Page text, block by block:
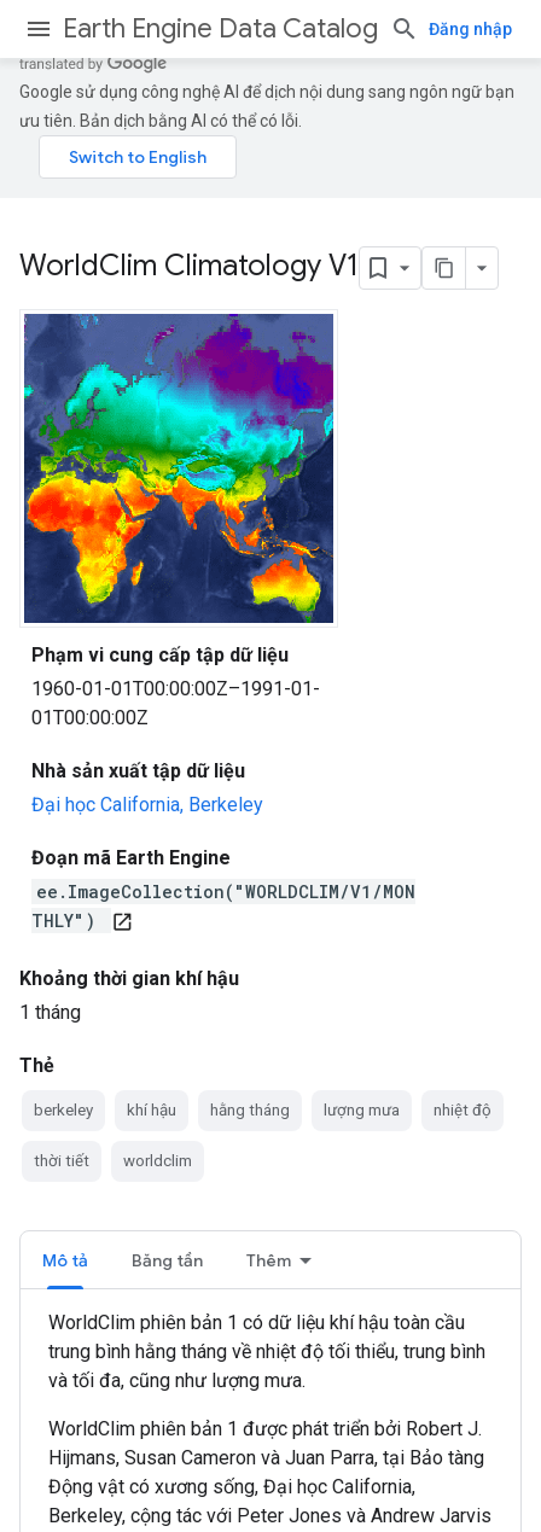
Earth Engine Data Catalog Đăng nhập
Google sử dụng công nghệ AI để dịch nội dung sang ngôn ngữ bạn
ưu tiên. Bản dịch bằng AI có thể có lỗi.
WorldClim Climatology V1
Phạm vi cung cấp tập dữ liệu
1960-01-01T00:00:00Z–1991-01-
01T00:00:00Z
Nhà sản xuất tập dữ liệu
Đại học California, Berkeley
Đoạn mã Earth Engine
ee.ImageCollection("WORLDCLIM/V1/MON
THLY")
open_in_new
Khoảng thời gian khí hậu
1 tháng
Thẻ
berkeley khí hậu hằng tháng lượng mưa nhiệt độ
thời tiết worldclim
Mô tả Băng tần Thêm
WorldClim phiên bản 1 có dữ liệu khí hậu toàn cầu
trung bình hằng tháng về nhiệt độ tối thiểu, trung bình
và tối đa, cũng như lượng mưa.
WorldClim phiên bản 1 được phát triển bởi Robert J.
Hijmans, Susan Cameron và Juan Parra, tại Bảo tàng
Động vật có xương sống, Đại học California,
Berkeley, cộng tác với Peter Jones và Andrew Jarvis